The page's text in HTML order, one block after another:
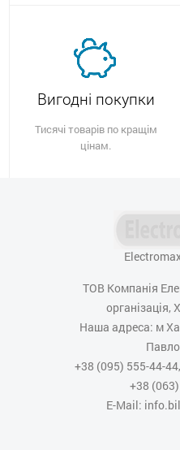
Вигодні покупки
Тисячі товарів по кращім
цінам.
ТОВ Компанія
організація,
Наша адреса: м
+38 (095) 555-44-
+38
E-Mail: